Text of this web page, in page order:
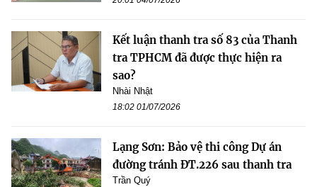
Kết luận thanh tra số 83 của Thanh
tra TPHCM đã được thực hiện ra
sao?
Nhài Nhật
18:02 01/07/2026
Lạng Sơn: Bảo vệ thi công Dự án
đường tránh ĐT.226 sau thanh tra
Trần Quý